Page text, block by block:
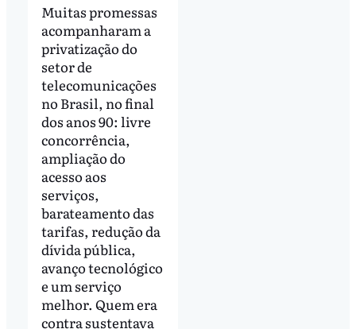
Muitas promessas
acompanharam a
privatização do
setor de
telecomunicações
no Brasil, no final
dos anos 90: livre
concorrência,
ampliação do
acesso aos
serviços,
barateamento das
tarifas, redução da
dívida pública,
avanço tecnológico
e um serviço
melhor. Quem era
contra sustentava